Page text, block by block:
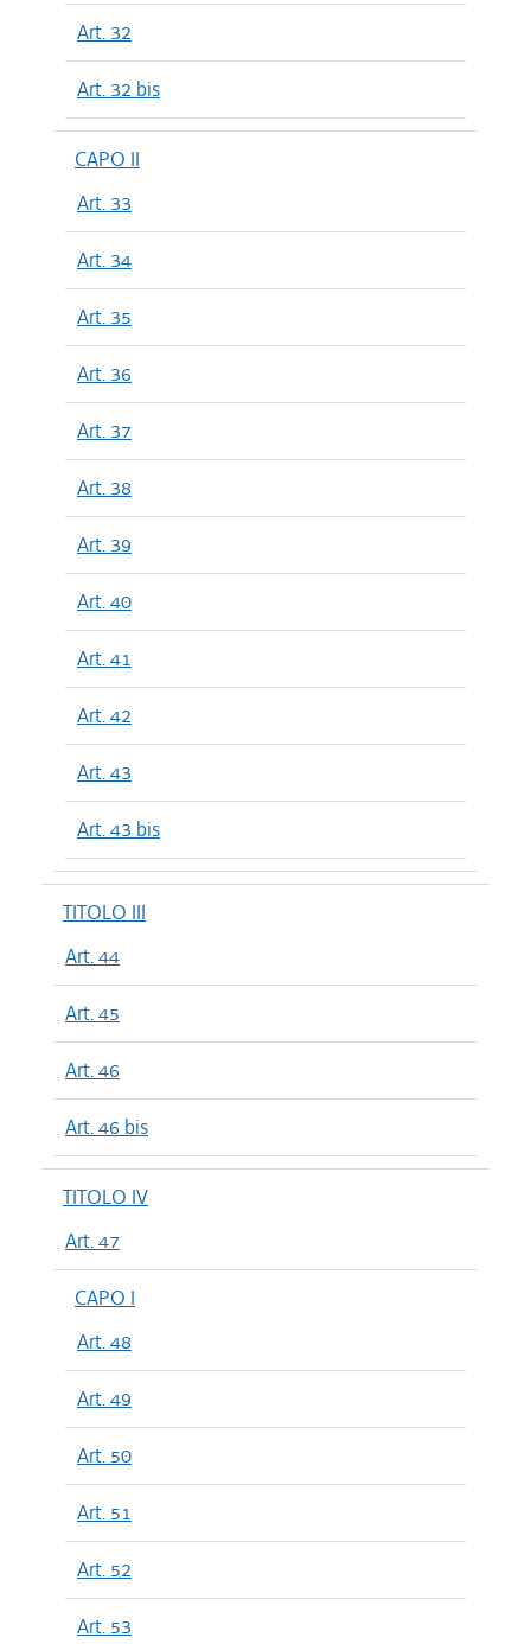
Art. 32
Art. 32 bis
CAPO II
Art. 33
Art. 34
Art. 35
Art. 36
Art. 37
Art. 38
Art. 39
Art. 40
Art. 41
Art. 42
Art. 43
Art. 43 bis
TITOLO III
Art. 44
Art. 45
Art. 46
Art. 46 bis
TITOLO IV
Art. 47
CAPO I
Art. 48
Art. 49
Art. 50
Art. 51
Art. 52
Art. 53